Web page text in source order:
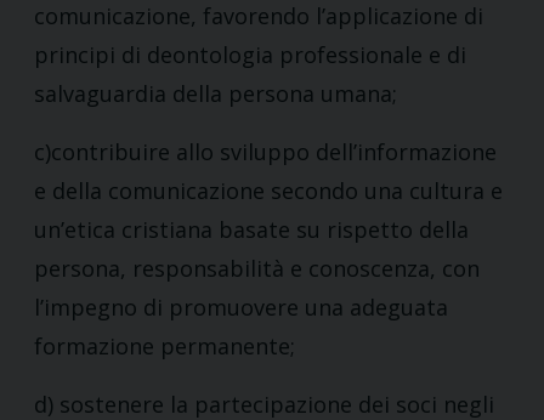
comunicazione, favorendo l’applicazione di
principi di deontologia professionale e di
salvaguardia della persona umana;
c)contribuire allo sviluppo dell’informazione
e della comunicazione secondo una cultura e
un’etica cristiana basate su rispetto della
persona, responsabilità e conoscenza, con
l’impegno di promuovere una adeguata
formazione permanente;
d) sostenere la partecipazione dei soci negli